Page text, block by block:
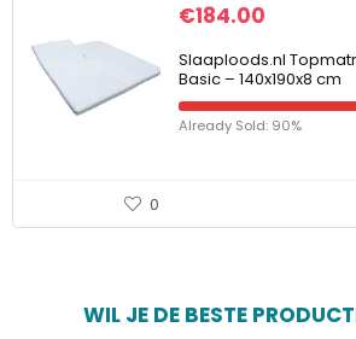
€184.00
Slaaploods.nl
Basic – 140x190x8 cm
Already Sold: 90%
0
WIL JE DE BESTE